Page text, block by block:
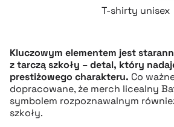
T-shirty unisex
Kluczowym elementem jest
z tarczą szkoły – detal, który
prestiżowego charakteru. Co
dopracowane, że merch licealny
symbolem rozpoznawalnym
szkoły.